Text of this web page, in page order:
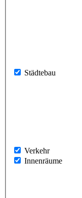
Städtebau
Verkehr
Innenräume